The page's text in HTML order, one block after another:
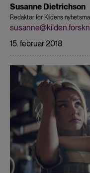
Susanne Dietrichson
Redaktør for Kildens
15. februar 2018